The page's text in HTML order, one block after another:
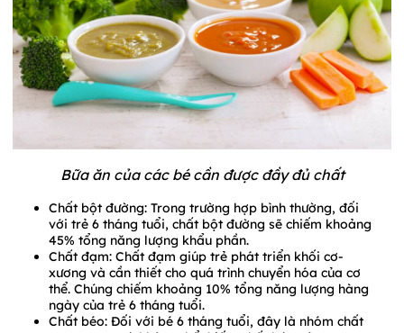
Bữa ăn của các bé cần được đầy đủ chất
Chất bột đường: Trong trường hợp bình thường, đối
với trẻ 6 tháng tuổi, chất bột đường sẽ chiếm khoảng
45% tổng năng lượng khẩu phần.
Chất đạm: Chất đạm giúp trẻ phát triển khối cơ-
xương và cần thiết cho quá trình chuyển hóa của cơ
thể. Chúng chiếm khoảng 10% tổng năng lượng hàng
ngày của trẻ 6 tháng tuổi.
Chất béo: Đối với bé 6 tháng tuổi, đây là nhóm chất